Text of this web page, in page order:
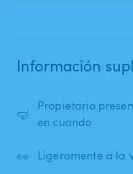
Información
🤿
Propietario
en cuando
👀 Ligeramente a la